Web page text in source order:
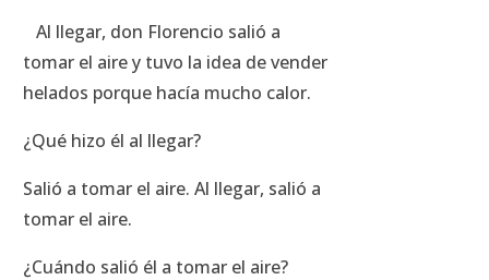
Al llegar, don Florencio salió a
tomar el aire y tuvo la idea de vender
helados porque hacía mucho calor.
¿Qué hizo él al llegar?
Salió a tomar el aire. Al llegar, salió a
tomar el aire.
¿Cuándo salió él a tomar el aire?